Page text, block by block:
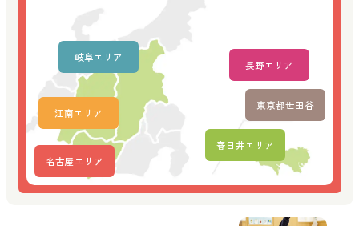
名古屋エリア
江南エリア
春日井エリア
岐阜エリア
長野エリア
東京都世田谷